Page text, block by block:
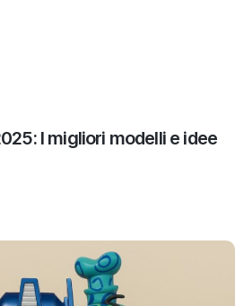
I migliori modelli e idee